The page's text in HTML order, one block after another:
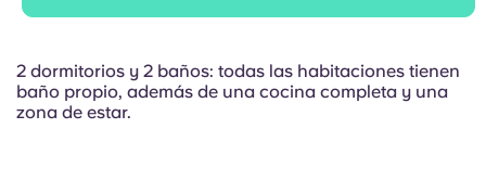
Italian
2 dormitorios y 2 baños: todas las habitaciones tienen
baño propio, además de una cocina completa y una
zona de estar.